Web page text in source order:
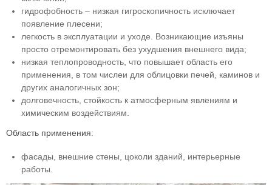
гидрофобность – низкая гигроскопичность исключает
появление плесени;
легкость в эксплуатации и уходе. Возникающие изъяны
просто отремонтировать без ухудшения внешнего вида;
низкая теплопроводность, что повышает область его
применения, в том числеи для облицовки печей, каминов и
других аналогичных зон;
долговечность, стойкость к атмосферным явлениям и
химическим воздействиям.
Область применения:
фасады, внешние стены, цоколи зданий, интерьерные
работы.